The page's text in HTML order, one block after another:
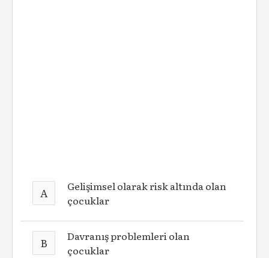
A
Gelişimsel olarak risk altında olan
çocuklar
B
Davranış problemleri olan
çocuklar